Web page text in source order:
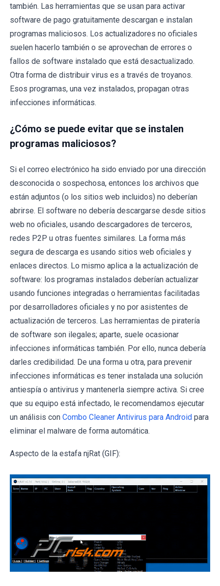
también. Las herramientas que se usan para activar
software de pago gratuitamente descargan e instalan
programas maliciosos. Los actualizadores no oficiales
suelen hacerlo también o se aprovechan de errores o
fallos de software instalado que está desactualizado.
Otra forma de distribuir virus es a través de troyanos.
Esos programas, una vez instalados, propagan otras
infecciones informáticas.
¿Cómo se puede evitar que se instalen
programas maliciosos?
Si el correo electrónico ha sido enviado por una dirección
desconocida o sospechosa, entonces los archivos que
están adjuntos (o los sitios web incluidos) no deberían
abrirse. El software no debería descargarse desde sitios
web no oficiales, usando descargadores de terceros,
redes P2P u otras fuentes similares. La forma más
segura de descarga es usando sitios web oficiales y
enlaces directos. Lo mismo aplica a la actualización de
software: los programas instalados deberían actualizar
usando funciones integradas o herramientas facilitadas
por desarrolladores oficiales y no por asistentes de
actualización de terceros. Las herramientas de piratería
de software son ilegales; aparte, suele ocasionar
infecciones informáticas también. Por ello, nunca debería
darles credibilidad. De una forma u otra, para prevenir
infecciones informáticas es tener instalada una solución
antiespía o antivirus y mantenerla siempre activa. Si cree
que su equipo está infectado, le recomendamos ejecutar
un análisis con Combo Cleaner Antivirus para Android para
eliminar el malware de forma automática.
Aspecto de la estafa njRat (GIF):